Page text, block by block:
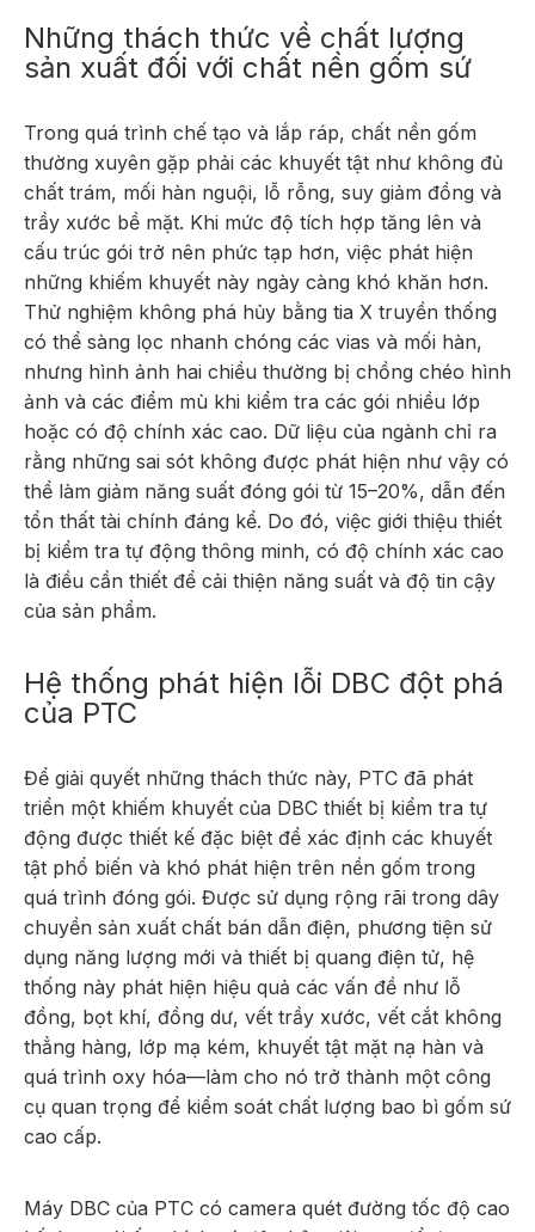
Những thách thức về chất lượng
sản xuất đối với chất nền gốm sứ
Trong quá trình chế tạo và lắp ráp, chất nền gốm
thường xuyên gặp phải các khuyết tật như không đủ
chất trám, mối hàn nguội, lỗ rỗng, suy giảm đồng và
trầy xước bề mặt. Khi mức độ tích hợp tăng lên và
cấu trúc gói trở nên phức tạp hơn, việc phát hiện
những khiếm khuyết này ngày càng khó khăn hơn.
Thử nghiệm không phá hủy bằng tia X truyền thống
có thể sàng lọc nhanh chóng các vias và mối hàn,
nhưng hình ảnh hai chiều thường bị chồng chéo hình
ảnh và các điểm mù khi kiểm tra các gói nhiều lớp
hoặc có độ chính xác cao. Dữ liệu của ngành chỉ ra
rằng những sai sót không được phát hiện như vậy có
thể làm giảm năng suất đóng gói từ 15–20%, dẫn đến
tổn thất tài chính đáng kể. Do đó, việc giới thiệu thiết
bị kiểm tra tự động thông minh, có độ chính xác cao
là điều cần thiết để cải thiện năng suất và độ tin cậy
của sản phẩm.
Hệ thống phát hiện lỗi DBC đột phá
của PTC
Để giải quyết những thách thức này, PTC đã phát
triển một khiếm khuyết của DBC thiết bị kiểm tra tự
động được thiết kế đặc biệt để xác định các khuyết
tật phổ biến và khó phát hiện trên nền gốm trong
quá trình đóng gói. Được sử dụng rộng rãi trong dây
chuyền sản xuất chất bán dẫn điện, phương tiện sử
dụng năng lượng mới và thiết bị quang điện tử, hệ
thống này phát hiện hiệu quả các vấn đề như lỗ
đồng, bọt khí, đồng dư, vết trầy xước, vết cắt không
thẳng hàng, lớp mạ kém, khuyết tật mặt nạ hàn và
quá trình oxy hóa—làm cho nó trở thành một công
cụ quan trọng để kiểm soát chất lượng bao bì gốm sứ
cao cấp.
Máy DBC của PTC có camera quét đường tốc độ cao